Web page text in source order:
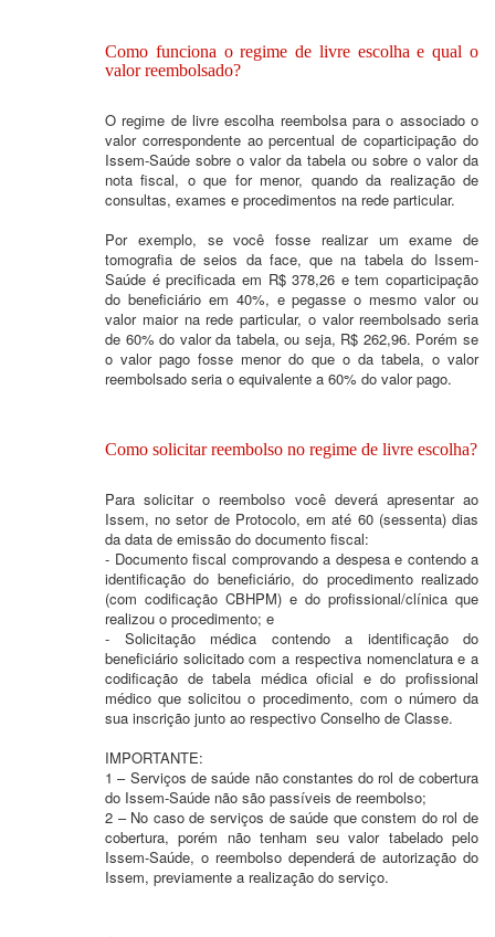
Como funciona o regime de livre escolha e qual o
valor reembolsado?
O regime de livre escolha reembolsa para o associado o
valor correspondente ao percentual de coparticipação do
Issem-Saúde sobre o valor da tabela ou sobre o valor da
nota fiscal, o que for menor, quando da realização de
consultas, exames e procedimentos na rede particular.
Por exemplo, se você fosse realizar um exame de
tomografia de seios da face, que na tabela do Issem-
Saúde é precificada em R$ 378,26 e tem coparticipação
do beneficiário em 40%, e pegasse o mesmo valor ou
valor maior na rede particular, o valor reembolsado seria
de 60% do valor da tabela, ou seja, R$ 262,96. Porém se
o valor pago fosse menor do que o da tabela, o valor
reembolsado seria o equivalente a 60% do valor pago.
Como solicitar reembolso no regime de livre escolha?
Para solicitar o reembolso você deverá apresentar ao
Issem, no setor de Protocolo, em até 60 (sessenta) dias
da data de emissão do documento fiscal:
- Documento fiscal comprovando a despesa e contendo a
identificação do beneficiário, do procedimento realizado
(com codificação CBHPM) e do profissional/clínica que
realizou o procedimento; e
- Solicitação médica contendo a identificação do
beneficiário solicitado com a respectiva nomenclatura e a
codificação de tabela médica oficial e do profissional
médico que solicitou o procedimento, com o número da
sua inscrição junto ao respectivo Conselho de Classe.
IMPORTANTE:
1 – Serviços de saúde não constantes do rol de cobertura
do Issem-Saúde não são passíveis de reembolso;
2 – No caso de serviços de saúde que constem do rol de
cobertura, porém não tenham seu valor tabelado pelo
Issem-Saúde, o reembolso dependerá de autorização do
Issem, previamente a realização do serviço.